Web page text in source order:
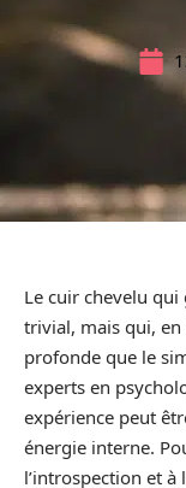
Le cuir chevelu
trivial, mais qui,
profonde que le
experts en
expérience peut
énergie interne.
l’introspection et à